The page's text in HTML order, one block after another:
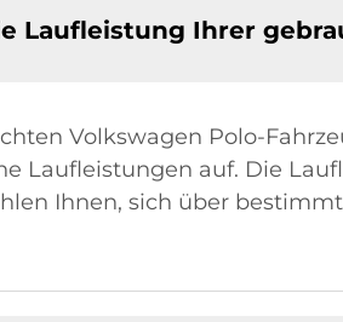
Laufleistung Ihrer
Volkswagen Polo-
Laufleistungen auf. Die
Ihnen, sich über